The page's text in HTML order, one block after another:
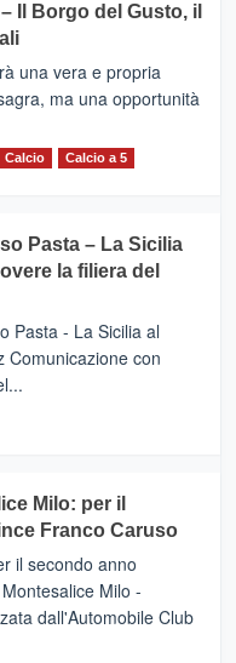
Il Borgo del Gusto, il
una vera e propria
ma una opportunità
Calcio
Calcio a 5
Pasta – La Sicilia
la filiera del
Pasta - La Sicilia al
Comunicazione con
Milo: per il
Franco Caruso
il secondo anno
Milo -
dall'Automobile Club